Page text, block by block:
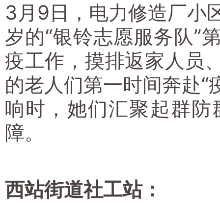
3月9日，电力修造厂小
岁的“银铃志愿服务队”
疫工作，摸排返家人员
的老人们第一时间奔赴“
响时，她们汇聚起群
障。
西站街道社工站：